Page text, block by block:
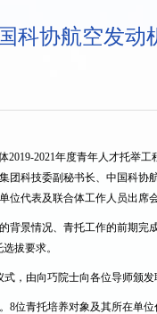
科协航空发动
2019-2021年度青年人才托举
团科技委副秘书长、中国科
位代表及联合体工作人员出
背景情况、青托工作的前期
拔要求。
，由向巧院士向各位导师颁发
8位青托培养对象及其所在单